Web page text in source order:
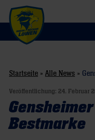
Startseite » Alle News »
Veröffentlichung: 24. Februar
Bestmarke